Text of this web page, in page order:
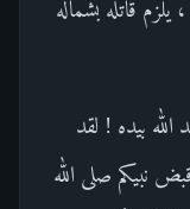
قاتله بشماله
بيده ! لقد
نبيكم صلى الله